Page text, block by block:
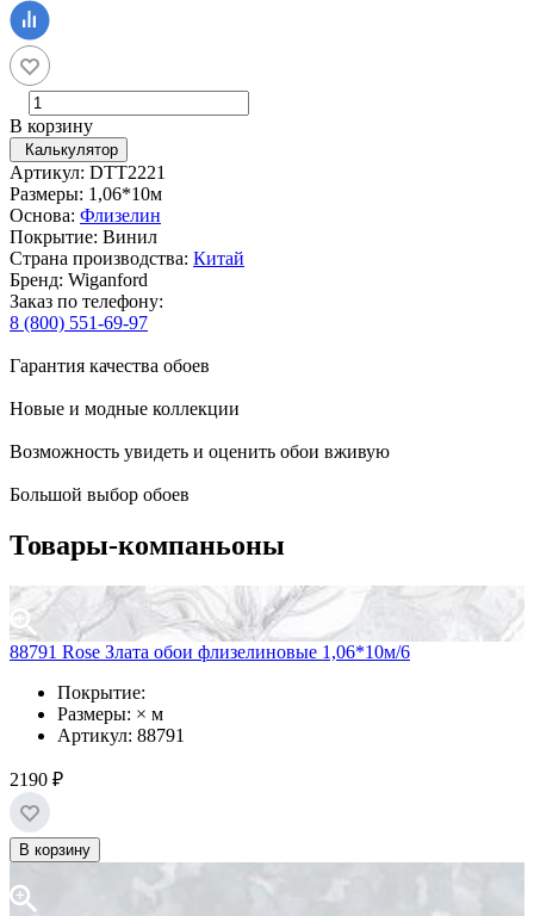
В корзину
Калькулятор
Артикул: DTT2221
Размеры: 1,06*10м
Основа: Флизелин
Покрытие: Винил
Страна производства: Китай
Бренд: Wiganford
Заказ по телефону:
8 (800) 551-69-97
Гарантия качества обоев
Новые и модные коллекции
Возможность увидеть и оценить обои вживую
Большой выбор обоев
Товары-компаньоны
88791 Rose Злата обои флизелиновые 1,06*10м/6
Покрытие:
Размеры: × м
Артикул: 88791
2190 ₽
В корзину